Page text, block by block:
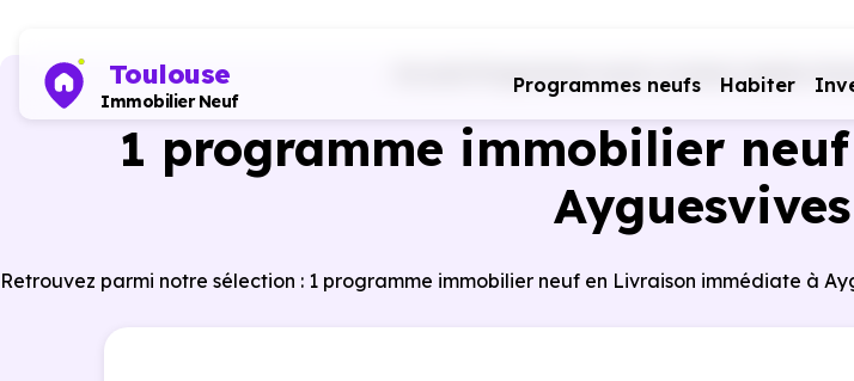
Toulouse
Immobilier Neuf
Programmes neufs Habiter
Programmes neufs Livraison rapide
1 programme immobilier
Retrouvez parmi notre sélection : 1 programme immobilier neuf en Livraison immédiate à